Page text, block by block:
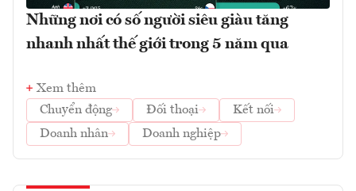
Những nơi có số người siêu giàu tăng
nhanh nhất thế giới trong 5 năm qua
Xem thêm
Chuyển động
Đối thoại
Kết nối
Doanh nhân
Doanh nghiệp